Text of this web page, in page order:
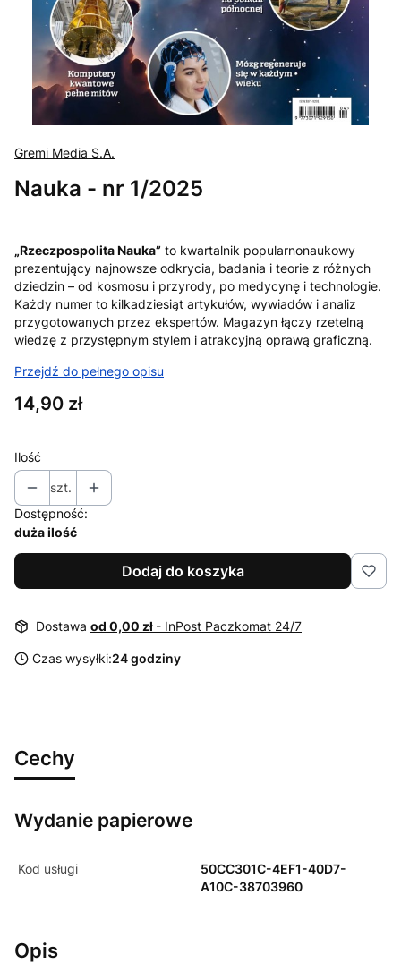
Gremi Media S.A.
Nauka - nr 1/2025
„Rzeczpospolita Nauka” to kwartalnik popularnonaukowy
prezentujący najnowsze odkrycia, badania i teorie z różnych
dziedzin – od kosmosu i przyrody, po medycynę i technologie.
Każdy numer to kilkadziesiąt artykułów, wywiadów i analiz
przygotowanych przez ekspertów. Magazyn łączy rzetelną
wiedzę z przystępnym stylem i atrakcyjną oprawą graficzną.
Przejdź do pełnego opisu
Cena
14,90 zł
Ilość
szt.
Dostępność:
duża ilość
Dodaj do koszyka
Dostawa od 0,00 zł - InPost Paczkomat 24/7
Czas wysyłki:24 godziny
Cechy
Wydanie papierowe
Kod usługi
50CC301C-4EF1-40D7-
A10C-38703960
Opis